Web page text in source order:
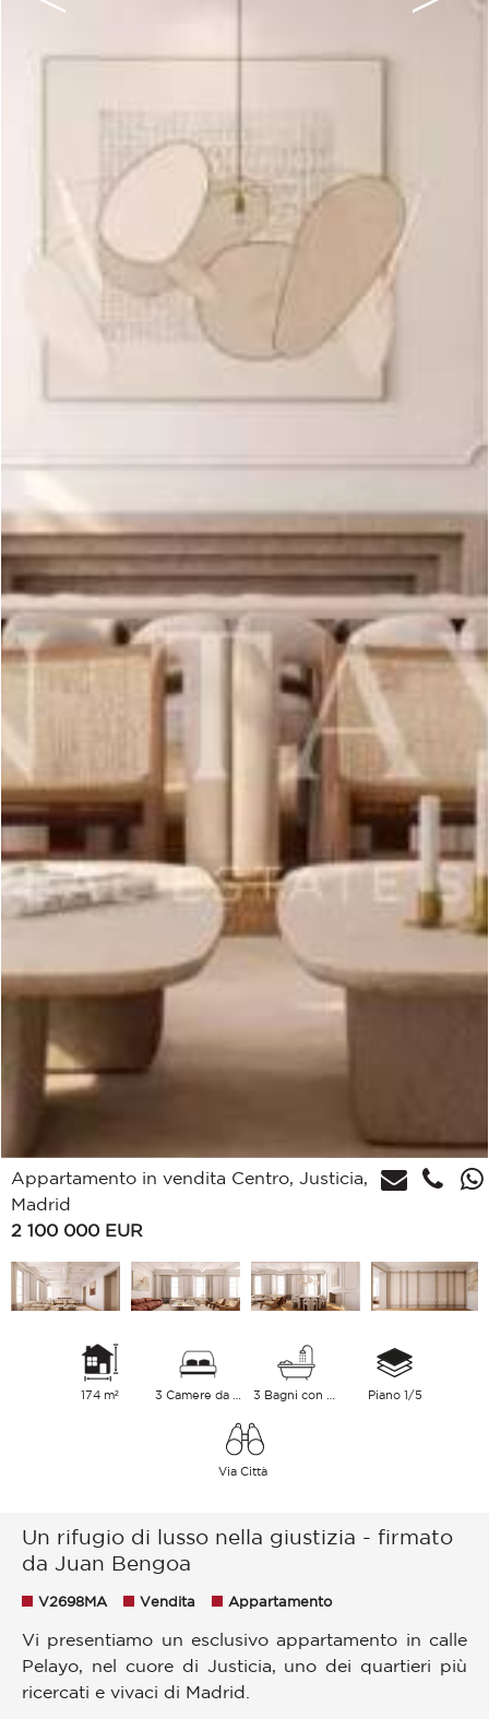
Appartamento in vendita Centro, Justicia,
Madrid
2 100 000 EUR
174 m² Piano 1/5
Via Città
Un rifugio di lusso nella giustizia - firmato
da Juan Bengoa
V2698MA Vendita Appartamento
Vi presentiamo un esclusivo appartamento in calle
Pelayo, nel cuore di Justicia, uno dei quartieri più
ricercati e vivaci di Madrid.